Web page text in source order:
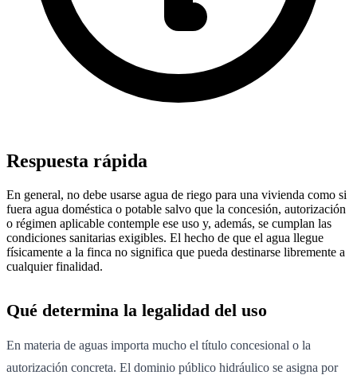
Respuesta rápida
En general, no debe usarse agua de riego para una vivienda como si
fuera agua doméstica o potable salvo que la concesión, autorización
o régimen aplicable contemple ese uso y, además, se cumplan las
condiciones sanitarias exigibles. El hecho de que el agua llegue
físicamente a la finca no significa que pueda destinarse libremente a
cualquier finalidad.
Qué determina la legalidad del uso
En materia de aguas importa mucho el título concesional o la
autorización concreta. El dominio público hidráulico se asigna por